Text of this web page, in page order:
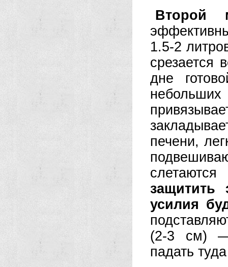
Второй
1.5-2
срезается
дне
печени,
защитить
усилия
(2-3 см) —
падать